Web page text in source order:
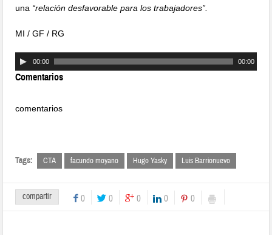
una “relación desfavorable para los trabajadores”.
MI / GF / RG
00:00 00:00
Comentarios
comentarios
Tags: CTA facundo moyano Hugo Yasky Luis Barrionuevo
compartir 0 0 0 0 0